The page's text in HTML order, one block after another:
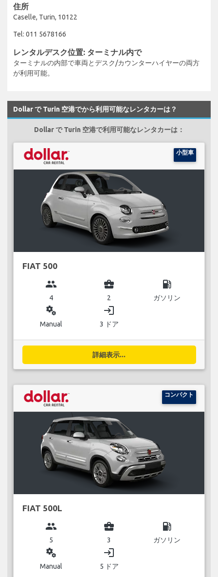
住所
Caselle, Turin, 10122
Tel: 011 5678166
レンタルデスク位置: ターミナル内で
ターミナルの内部で車両とデスク/カウンターハイヤーの両方
が利用可能。
Dollar で Turin 空港でから利用可能なレンタカーは？
Dollar で Turin 空港で利用可能なレンタカーは：
小型車
FIAT 500
group
4
business_center
2
local_gas_station
ガソリン
miscellaneous_services
Manual
login
3 ドア
詳細表示...
コンパクト
FIAT 500L
group
5
business_center
3
local_gas_station
ガソリン
miscellaneous_services
Manual
login
5 ドア